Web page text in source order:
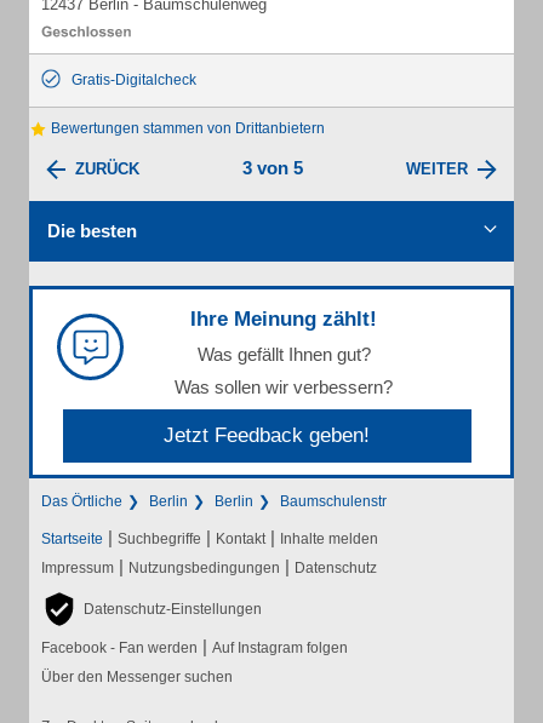
12437 Berlin - Baumschulenweg
Gratis-Digitalcheck
Bewertungen stammen von Drittanbietern
ZURÜCK 3 von 5 WEITER
Die besten
Ihre Meinung zählt!
Was gefällt Ihnen gut?
Was sollen wir verbessern?
Jetzt Feedback geben!
Das Örtliche Berlin Berlin Baumschulenstr
Startseite | Suchbegriffe | Kontakt | Inhalte melden
Impressum | Nutzungsbedingungen | Datenschutz
Datenschutz-Einstellungen
Facebook - Fan werden | Auf Instagram folgen
Über den Messenger suchen